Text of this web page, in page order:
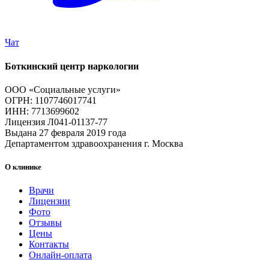
Чат
Боткинский центр наркологии
ООО «Социальные услуги»
ОГРН: 1107746017741
ИНН: 7713699602
Лицензия Л041-01137-77
Выдана 27 февраля 2019 года
Департаментом здравоохранения г. Москва
О клинике
Врачи
Лицензии
Фото
Отзывы
Цены
Контакты
Онлайн-оплата